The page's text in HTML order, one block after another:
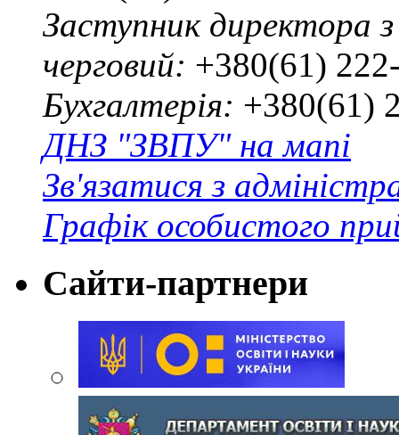
Заступник директора
черговий: +380(61)
Бухгалтерія: +380(61)
ДНЗ "ЗВПУ" на мапі
Зв'язатися з
Графік особистого
Сайти-партнери